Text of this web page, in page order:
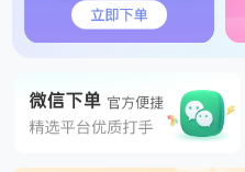
1分钟前 Nature发单 发布了三
1分钟前 ysjt工作室 发布了王